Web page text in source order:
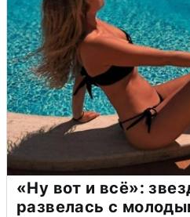
«Ну вот и всё»:
развелась с